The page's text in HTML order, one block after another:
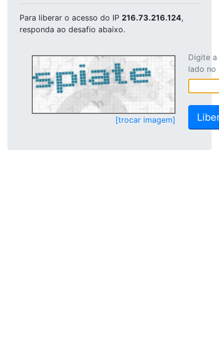
Para liberar o acesso do IP 216.73.216.124,
responda ao desafio abaixo.
[trocar imagem]
Digite
lado no